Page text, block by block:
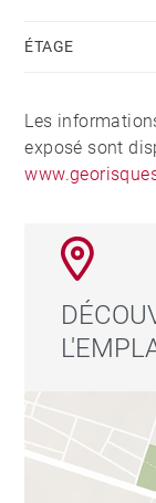
ÉTAGE
Les
exposé sont